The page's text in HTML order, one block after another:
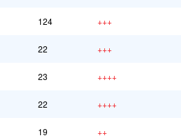
124 +++
22 +++
23 ++++
22 ++++
19 ++